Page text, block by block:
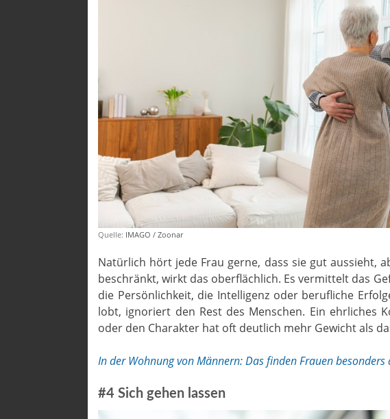
Quelle: IMAGO / Zoonar
Natürlich hört jede Frau gerne, dass sie gut aussieht,
beschränkt, wirkt das oberflächlich. Es vermittelt das
die Persönlichkeit, die Intelligenz oder berufliche
lobt, ignoriert den Rest des Menschen. Ein ehrliches
oder den Charakter hat oft deutlich mehr Gewicht als
In der Wohnung von Männern: Das finden Frauen
#4 Sich gehen lassen